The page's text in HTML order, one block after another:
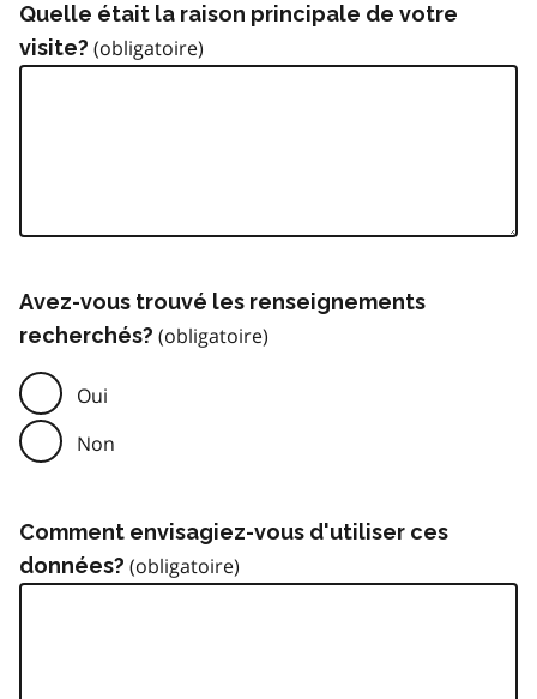
Quelle était la raison principale de votre
visite?
Avez-vous trouvé les renseignements
recherchés?
Oui
Non
Comment envisagiez-vous d'utiliser ces
données?